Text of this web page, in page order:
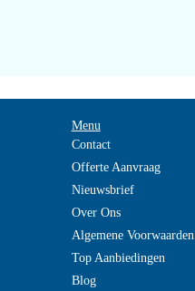
Menu
Contact
Offerte Aanvraag
Nieuwsbrief
Over Ons
Algemene Voorwaarden
Top Aanbiedingen
Blog